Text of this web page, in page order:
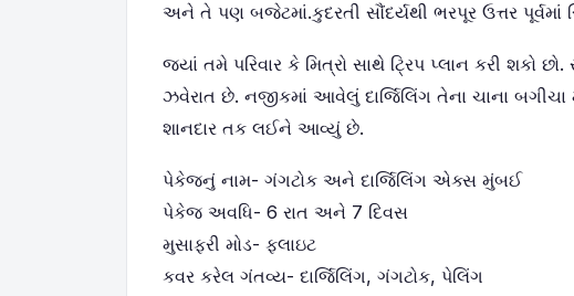
અને તે પણ બજેટમાં.કુદરતી સૌંદર્યથી ભરપૂર ઉત્તર
જ્યાં તમે પરિવાર કે મિત્રો સાથે ટ્રિપ પ્લાન કરી શકો
ઝવેરાત છે. નજીકમાં આવેલું દાર્જિલિંગ તેના ચાના
શાનદાર તક લઈને આવ્યું છે.
પેકેજનું નામ- ગંગટોક અને દાર્જિલિંગ એક્સ મુંબઈ
પેકેજ અવધિ- 6 રાત અને 7 દિવસ
મુસાફરી મોડ- ફ્લાઇટ
કવર કરેલ ગંતવ્ય- દાર્જિલિંગ, ગંગટોક, પેલિંગ